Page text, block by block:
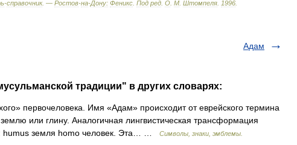
-справочник. — Ростов-на-Дону: Феникс Под ред О М Штомпеля 1996
Адам
традиции" в других словарях:
первочеловека. Имя «Адам» происходит от еврейского термина
или глину. Аналогичная лингвистическая трансформация
humus земля homo человек. Эта… …
Символы, знаки, эмблемы.